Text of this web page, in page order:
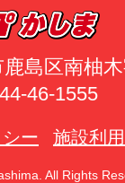
島区南柚
46-1555
ー 施設利
All Rights